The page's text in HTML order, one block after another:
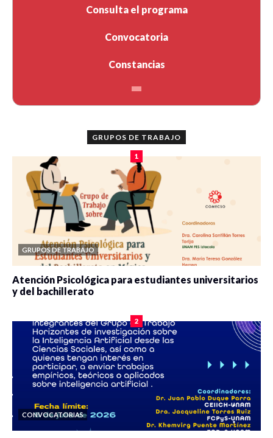
Consulta el programa
Convocatoria
Constancias
GRUPOS DE TRABAJO
1
GRUPOS DE TRABAJO
Atención Psicológica para estudiantes universitarios
y del bachillerato
2
CONVOCATORIAS